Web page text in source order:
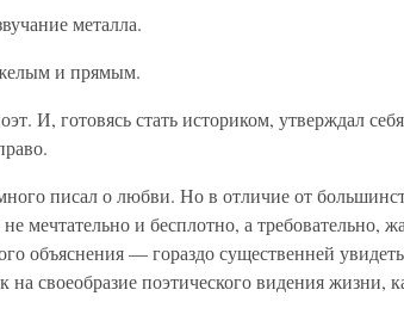
металла.
и прямым.
И, готовясь стать историком, утверждал
писал о любви. Но в отличие от
мечтательно и бесплотно, а требовательно,
объяснения — гораздо существенней
на своеобразие поэтического видения жизни,